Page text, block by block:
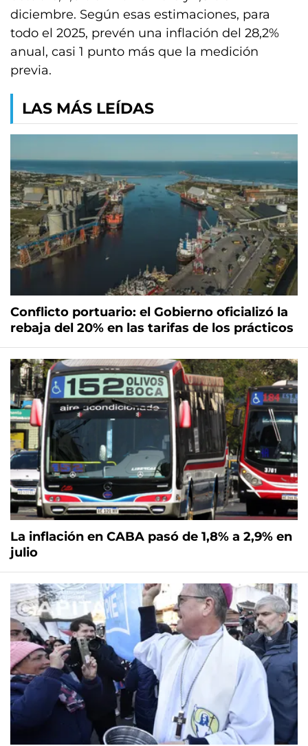
diciembre. Según esas estimaciones, para
todo el 2025, prevén una inflación del 28,2%
anual, casi 1 punto más que la medición
previa.
LAS MÁS LEÍDAS
Conflicto portuario: el Gobierno oficializó la
rebaja del 20% en las tarifas de los prácticos
La inflación en CABA pasó de 1,8% a 2,9% en
julio